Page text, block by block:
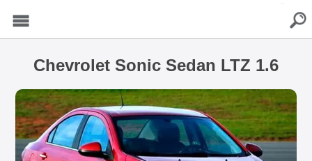
Chevrolet Sonic Sedan LTZ 1.6